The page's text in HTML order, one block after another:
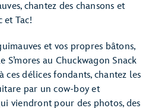
chantez des chansons et
et Tac!
et vos propres bâtons,
S’mores au Chuckwagon Snack
ces délices fondants, chantez les
par un cow-boy et
viendront pour des photos, des